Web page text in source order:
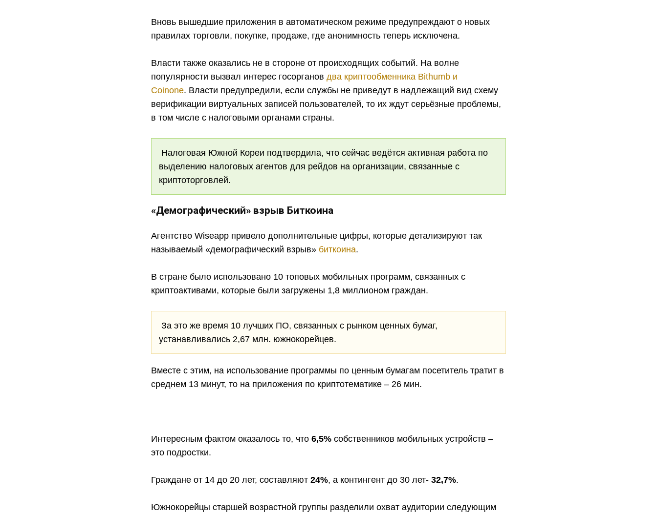
Вновь вышедшие приложения в автоматическом режиме предупреждают о новых
правилах торговли, покупке, продаже, где анонимность теперь исключена.
Власти также оказались не в стороне от происходящих событий. На волне
популярности вызвал интерес госоргановдва криптообменника Bithumb и
Coinone. Власти предупредили, если службы не приведут в надлежащий вид схему
верификации виртуальных записей пользователей, то их ждут серьёзные проблемы,
в том числе с налоговыми органами страны.
Налоговая Южной Кореи подтвердила, что сейчас ведётся активная работа по
выделению налоговых агентов для рейдов на организации, связанные с
криптоторговлей.
«Демографический» взрыв Биткоина
Агентство Wiseapp привело дополнительные цифры, которые детализируют так
называемый «демографический взрыв» биткоина.
В стране было использовано 10 топовых мобильных программ, связанных с
криптоактивами, которые были загружены 1,8 миллионом граждан.
За это же время 10 лучших ПО, связанных с рынком ценных бумаг,
устанавливались 2,67 млн. южнокорейцев.
Вместе с этим, на использование программы по ценным бумагам посетитель тратит в
среднем 13 минут, то на приложения по криптотематике – 26 мин.
Интересным фактом оказалось то, что6,5% собственников мобильных устройств –
это подростки.
Граждане от 14 до 20 лет, составляют24%, а контингент до 30 лет-32,7%.
Южнокорейцы старшей возрастной группы разделили охват аудитории следующим